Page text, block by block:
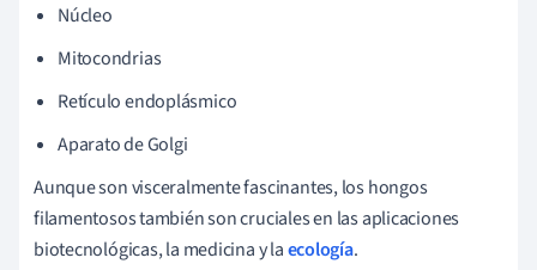
Núcleo
Mitocondrias
Retículo endoplásmico
Aparato de Golgi
Aunque son visceralmente fascinantes, los hongos
filamentosos también son cruciales en las aplicaciones
biotecnológicas, la medicina y laecología.